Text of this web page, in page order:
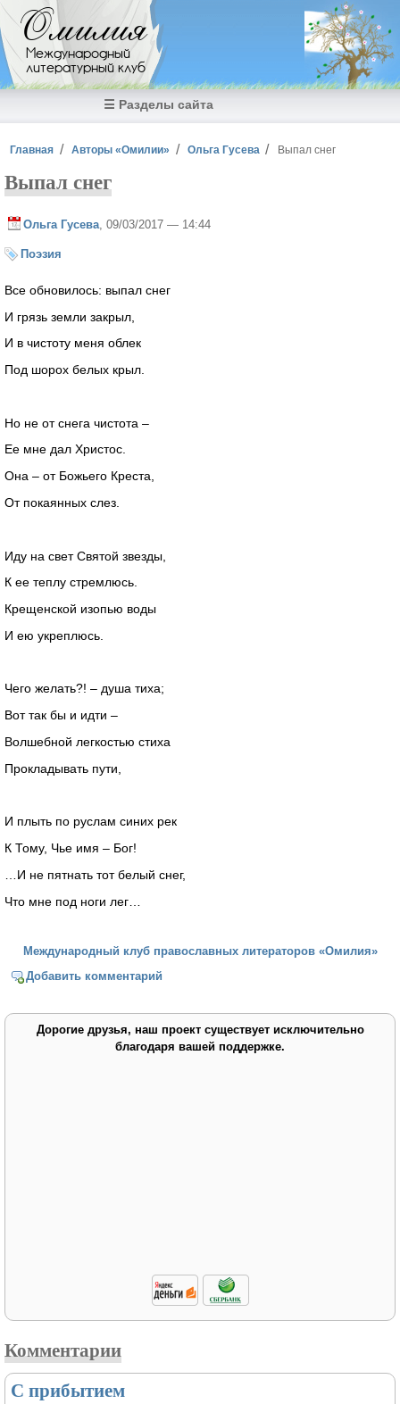
Перейти к основному содержанию
Омилия
Международный
литературный клуб
☰ Разделы сайта
Вы здесь
Главная Авторы «Омилии» Ольга Гусева Выпал снег
Выпал снег
Ольга Гусева , 09/03/2017 — 14:44
Поэзия
Все обновилось: выпал снег
И грязь земли закрыл,
И в чистоту меня облек
Под шорох белых крыл.
Но не от снега чистота –
Ее мне дал Христос.
Она – от Божьего Креста,
От покаянных слез.
Иду на свет Святой звезды,
К ее теплу стремлюсь.
Крещенской изопью воды
И ею укреплюсь.
Чего желать?! – душа тиха;
Вот так бы и идти –
Волшебной легкостью стиха
Прокладывать пути,
И плыть по руслам синих рек
К Тому, Чье имя – Бог!
…И не пятнать тот белый снег,
Что мне под ноги лег…
Международный клуб православных литераторов «Омилия»
Добавить комментарий
Дорогие друзья, наш проект существует исключительно
благодаря вашей поддержке.
Комментарии
С прибытием